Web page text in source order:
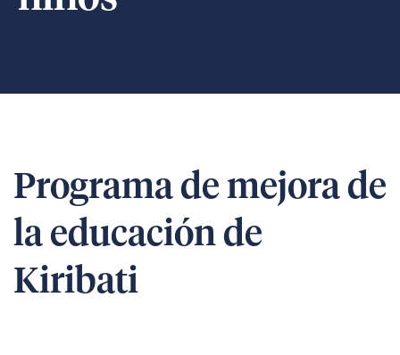
Programa de mejora de
la educación de
Kiribati